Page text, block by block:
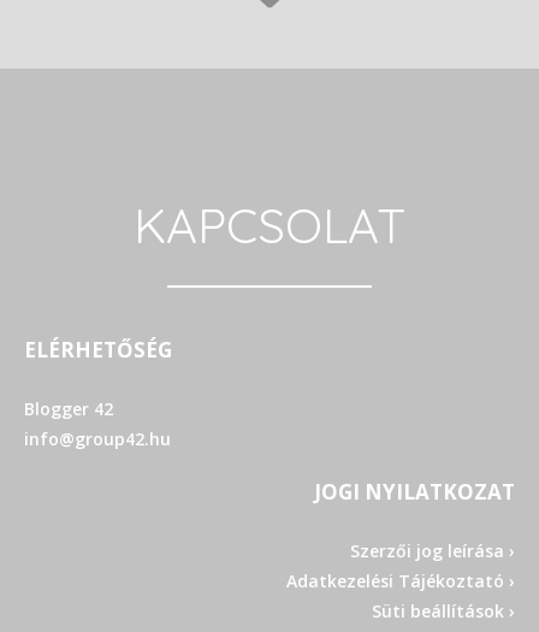
KAPCSOLAT
ELÉRHETŐSÉG
Blogger 42
info@group42.hu
JOGI NYILATKOZAT
Szerzői jog leírása ›
Adatkezelési Tájékoztató ›
Süti beállítások ›